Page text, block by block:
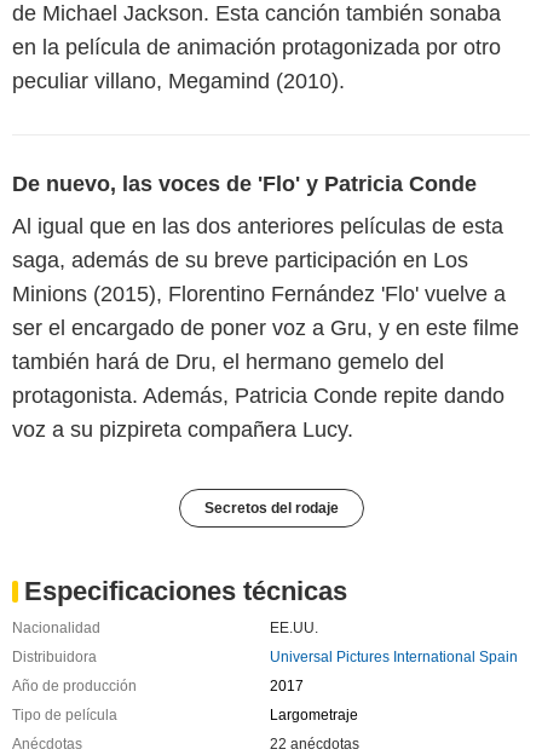
de Michael Jackson. Esta canción también sonaba
en la película de animación protagonizada por otro
peculiar villano, Megamind (2010).
De nuevo, las voces de 'Flo' y Patricia Conde
Al igual que en las dos anteriores películas de esta
saga, además de su breve participación en Los
Minions (2015), Florentino Fernández 'Flo' vuelve a
ser el encargado de poner voz a Gru, y en este filme
también hará de Dru, el hermano gemelo del
protagonista. Además, Patricia Conde repite dando
voz a su pizpireta compañera Lucy.
Secretos del rodaje
Especificaciones técnicas
Nacionalidad
EE.UU.
Distribuidora
Universal Pictures International Spain
Año de producción
2017
Tipo de película
Largometraje
Anécdotas
22 anécdotas